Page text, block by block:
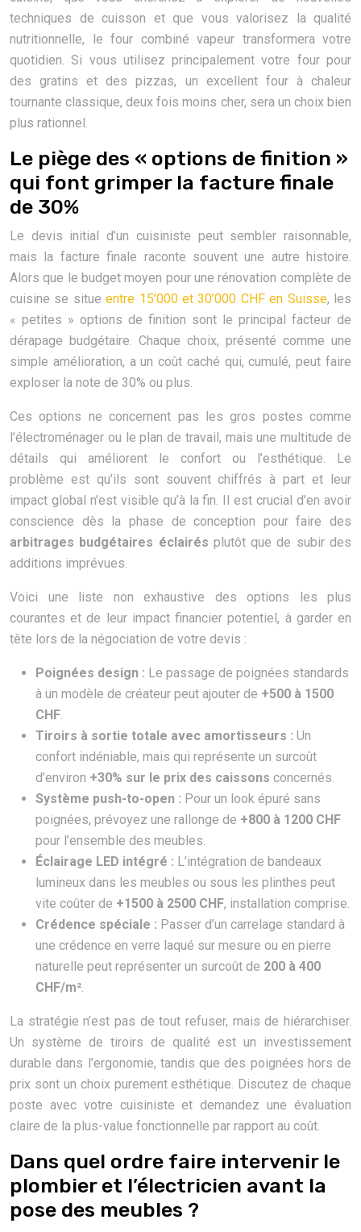
techniques de cuisson et que vous valorisez la qualité
nutritionnelle, le four combiné vapeur transformera votre
quotidien. Si vous utilisez principalement votre four pour
des gratins et des pizzas, un excellent four à chaleur
tournante classique, deux fois moins cher, sera un choix bien
plus rationnel.
Le piège des « options de finition »
qui font grimper la facture finale
de 30%
Le devis initial d’un cuisiniste peut sembler raisonnable,
mais la facture finale raconte souvent une autre histoire.
Alors que le budget moyen pour une rénovation complète de
cuisine se situeentre 15’000 et 30’000 CHF en Suisse, les
« petites » options de finition sont le principal facteur de
dérapage budgétaire. Chaque choix, présenté comme une
simple amélioration, a un coût caché qui, cumulé, peut faire
exploser la note de 30% ou plus.
Ces options ne concernent pas les gros postes comme
l’électroménager ou le plan de travail, mais une multitude de
détails qui améliorent le confort ou l’esthétique. Le
problème est qu’ils sont souvent chiffrés à part et leur
impact global n’est visible qu’à la fin. Il est crucial d’en avoir
conscience dès la phase de conception pour faire des
arbitrages budgétaires éclairés plutôt que de subir des
additions imprévues.
Voici une liste non exhaustive des options les plus
courantes et de leur impact financier potentiel, à garder en
tête lors de la négociation de votre devis :
Poignées design : Le passage de poignées standards
à un modèle de créateur peut ajouter de +500 à 1500
CHF.
Tiroirs à sortie totale avec amortisseurs : Un
confort indéniable, mais qui représente un surcoût
d’environ +30% sur le prix des caissons concernés.
Système push-to-open : Pour un look épuré sans
poignées, prévoyez une rallonge de +800 à 1200 CHF
pour l’ensemble des meubles.
Éclairage LED intégré : L’intégration de bandeaux
lumineux dans les meubles ou sous les plinthes peut
vite coûter de +1500 à 2500 CHF, installation comprise.
Crédence spéciale : Passer d’un carrelage standard à
une crédence en verre laqué sur mesure ou en pierre
naturelle peut représenter un surcoût de 200 à 400
CHF/m².
La stratégie n’est pas de tout refuser, mais de hiérarchiser.
Un système de tiroirs de qualité est un investissement
durable dans l’ergonomie, tandis que des poignées hors de
prix sont un choix purement esthétique. Discutez de chaque
poste avec votre cuisiniste et demandez une évaluation
claire de la plus-value fonctionnelle par rapport au coût.
Dans quel ordre faire intervenir le
plombier et l’électricien avant la
pose des meubles ?